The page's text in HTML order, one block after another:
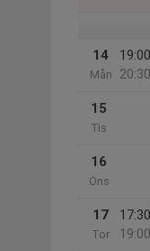
14
Mån
19:00
20:30
15
Tis
16
Ons
17
Tor
17:30
19:00